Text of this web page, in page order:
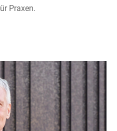
Praxen.